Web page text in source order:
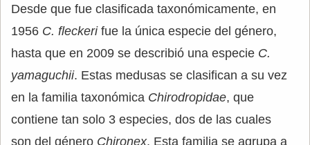
Desde que fue clasificada taxonómicamente, en
1956 C. fleckeri fue la única especie del género,
hasta que en 2009 se describió una especie C.
yamaguchii. Estas medusas se clasifican a su vez
en la familia taxonómica Chirodropidae, que
contiene tan solo 3 especies, dos de las cuales
son del género Chironex. Esta familia se agrupa a